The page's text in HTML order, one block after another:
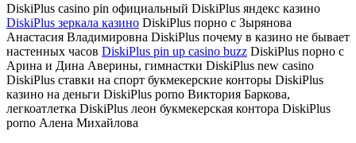
DiskiPlus casino pin официальный DiskiPlus яндекс казино
DiskiPlus зеркала казино DiskiPlus порно с Зырянова
Анастасия Владимировна DiskiPlus почему в казино не бывает
настенных часов DiskiPlus pin up casino buzz DiskiPlus порно с
Арина и Дина Аверины, гимнастки DiskiPlus new casino
DiskiPlus ставки на спорт букмекерские конторы DiskiPlus
казино на деньги DiskiPlus porno Виктория Баркова,
легкоатлетка DiskiPlus леон букмекерская контора DiskiPlus
porno Алена Михайлова